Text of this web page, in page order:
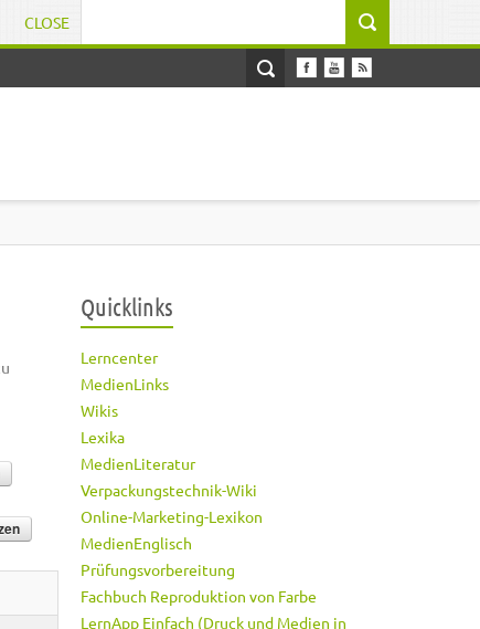
CLOSE
Quicklinks
Lerncenter
MedienLinks
Wikis
Lexika
MedienLiteratur
Verpackungstechnik-Wiki
Online-Marketing-Lexikon
MedienEnglisch
Prüfungsvorbereitung
Fachbuch Reproduktion von Farbe
LernApp Einfach (Druck und Medien in